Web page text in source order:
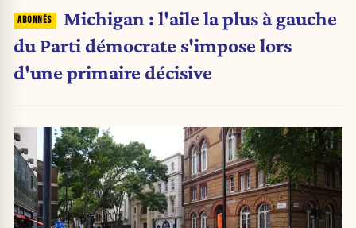
Michigan : l'aile la plus à gauche
du Parti démocrate s'impose lors
d'une primaire décisive